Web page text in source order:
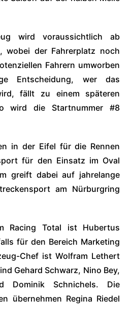
wird voraussichtlich ab
wobei der Fahrerplatz noch
Fahrern umworben
Entscheidung, wer das
fällt zu einem späteren
wird die Startnummer #8
in der Eifel für die Rennen
für den Einsatz im Oval
greift dabei auf jahrelange
am Nürburgring
Racing Total ist Hubertus
für den Bereich Marketing
Chef ist Wolfram Lethert
Gehard Schwarz, Nino Bey,
Dominik Schnichels. Die
übernehmen Regina Riedel